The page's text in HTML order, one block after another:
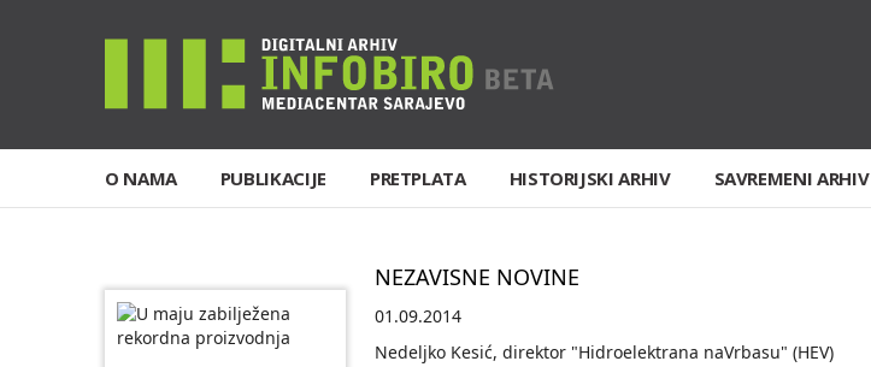
O NAMA PUBLIKACIJE PRETPLATA HISTORIJSKI ARHIV SAVREMENI ARHIV
NEZAVISNE NOVINE
01.09.2014
Nedeljko Kesić, direktor "Hidroelektrana naVrbasu" (HEV)